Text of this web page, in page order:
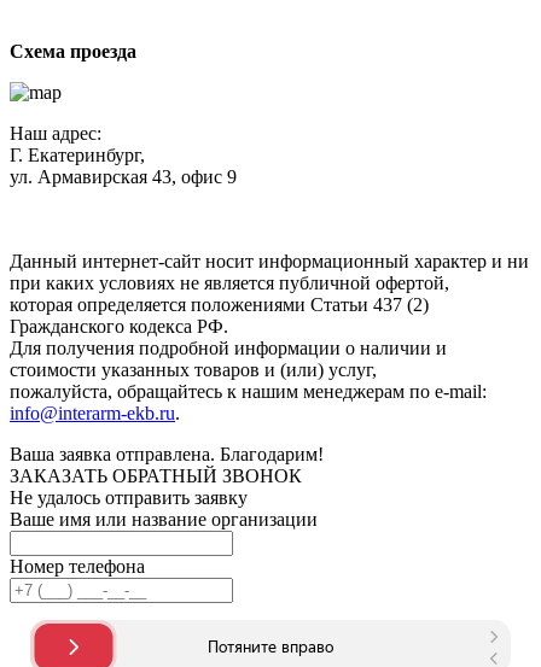
Схема проезда
Наш адрес:
Г. Екатеринбург,
ул. Армавирская 43, офис 9
Данный интернет-сайт носит информационный характер и ни
при каких условиях не является публичной офертой,
которая определяется положениями Статьи 437 (2)
Гражданского кодекса РФ.
Для получения подробной информации о наличии и
стоимости указанных товаров и (или) услуг,
пожалуйста, обращайтесь к нашим менеджерам по e-mail:
info@interarm-ekb.ru.
Ваша заявка отправлена. Благодарим!
ЗАКАЗАТЬ ОБРАТНЫЙ ЗВОНОК
Не удалось отправить заявку
Ваше имя или название организации
Номер телефона